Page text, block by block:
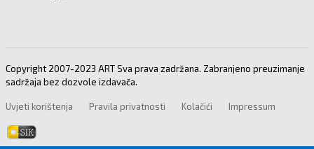
Copyright 2007-2023 ART Sva prava zadržana. Zabranjeno preuzimanje
sadržaja bez dozvole izdavača.
Uvjeti korištenja Pravila privatnosti Kolačići Impressum